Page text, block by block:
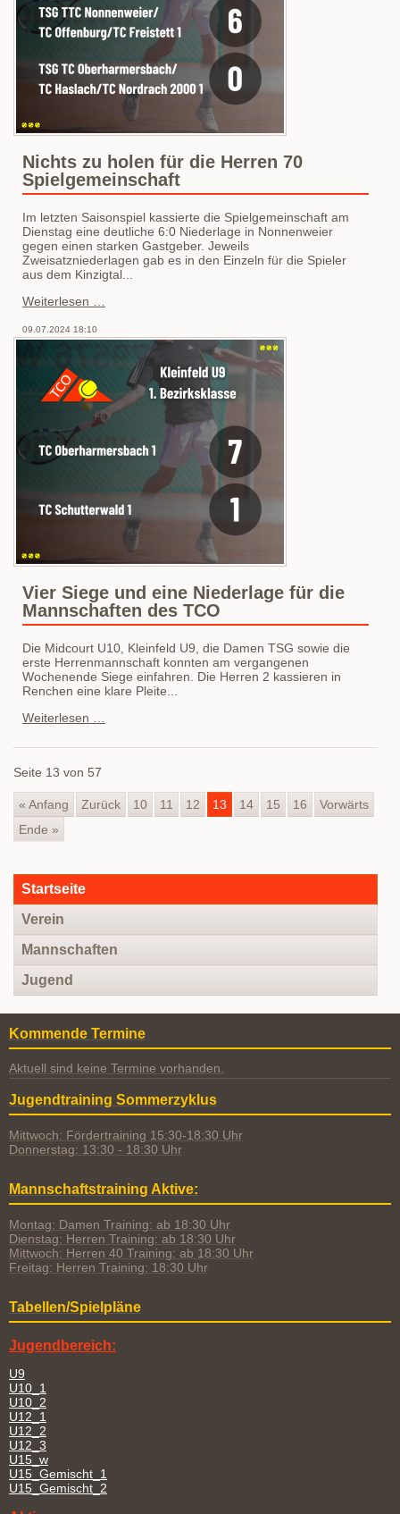
Nichts zu holen für die Herren 70
Spielgemeinschaft
Im letzten Saisonspiel kassierte die Spielgemeinschaft am
Dienstag eine deutliche 6:0 Niederlage in Nonnenweier
gegen einen starken Gastgeber. Jeweils
Zweisatzniederlagen gab es in den Einzeln für die Spieler
aus dem Kinzigtal...
Weiterlesen …
für
Herren
Spielgemeinschaft
09.07.2024 18:10
Vier Siege und eine Niederlage für die
Mannschaften des TCO
Die Midcourt U10, Kleinfeld U9, die Damen TSG sowie die
erste Herrenmannschaft konnten am vergangenen
Wochenende Siege einfahren. Die Herren 2 kassieren in
Renchen eine klare Pleite...
Weiterlesen …
und
die
Mannschaften
Seite 13 von 57
« Anfang Zurück 10 11 12 13 14 15 16
Vorwärts
Ende »
Navigation
überspringen
Startseite
Verein
Mannschaften
Jugend
Kommende Termine
Aktuell sind keine Termine vorhanden.
Jugendtraining Sommerzyklus
Mittwoch: Fördertraining 15:30-18:30 Uhr
Donnerstag: 13:30 - 18:30 Uhr
Mannschaftstraining Aktive:
Montag: Damen Training: ab 18:30 Uhr
Dienstag: Herren Training: ab 18:30 Uhr
Mittwoch: Herren 40 Training: ab 18:30 Uhr
Freitag: Herren Training: 18:30 Uhr
Tabellen/Spielpläne
Jugendbereich:
U9
U10_1
U10_2
U12_1
U12_2
U12_3
U15_w
U15_Gemischt_1
U15_Gemischt_2